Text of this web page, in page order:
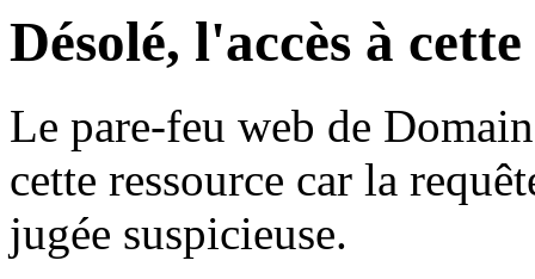
Désolé, l'accès à
Le pare-feu web de
cette ressource car la
jugée suspicieuse.